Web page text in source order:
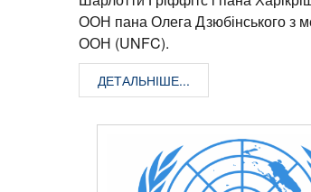
ООН пана Олега Дзюбінського з
ООН (UNFC).
ДЕТАЛЬНІШЕ...